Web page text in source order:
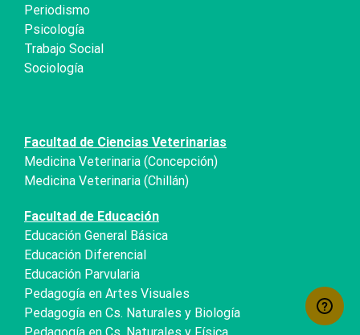
Periodismo
Psicología
Trabajo Social
Sociología
Facultad de Ciencias Veterinarias
Medicina Veterinaria (Concepción)
Medicina Veterinaria (Chillán)
Facultad de Educación
Educación General Básica
Educación Diferencial
Educación Parvularia
Pedagogía en Artes Visuales
Pedagogía en Cs. Naturales y Biología